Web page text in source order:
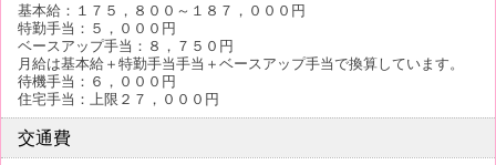
基本給：１７５，８００～１８７，０００円
特勤手当：５，０００円
ベースアップ手当：８，７５０円
月給は基本給＋特勤手当手当＋ベースアップ手当で換算しています。
待機手当：６，０００円
住宅手当：上限２７，０００円
交通費